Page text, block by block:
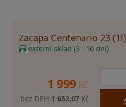
Zacapa Centenario 23 (1l)
externí sklad (3 - 10 dní)
1 999 Kč
bez DPH 1 652,07 Kč